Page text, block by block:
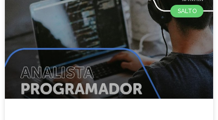
SALTO